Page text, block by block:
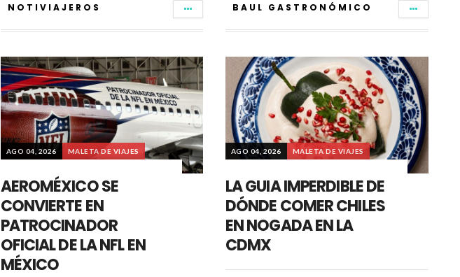
NOTIVIAJEROS
AGO 04, 2026 MALETA DE VIAJES
AEROMÉXICO SE
CONVIERTE EN
PATROCINADOR
OFICIAL DE LA NFL EN
MÉXICO
BAUL GASTRONÓMICO
AGO 04, 2026 MALETA DE VIAJES
LA GUIA IMPERDIBLE DE
DÓNDE COMER CHILES
EN NOGADA EN LA
CDMX